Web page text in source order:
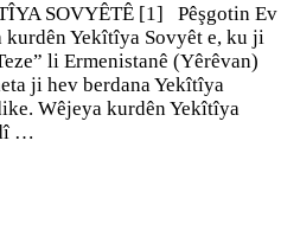
SOVYÊTÊ [1] Pêşgotin Ev
Yekîtîya Sovyêt e, ku ji
li Ermenistanê (Yêrêvan)
ji hev berdana Yekîtîya
Wêjeya kurdên Yekîtîya
…